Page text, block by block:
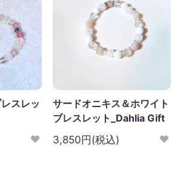
スレッ
サードオニキス＆ホワイト
ブレスレット_Dahlia Gift
3,850円(税込)